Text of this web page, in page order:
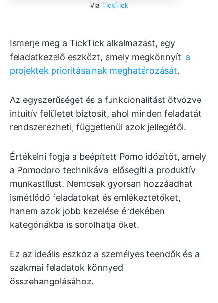
Via TickTick
Ismerje meg a TickTick alkalmazást, egy
feladatkezelő eszközt, amely megkönnyíti a
projektek prioritásainak meghatározását.
Az egyszerűséget és a funkcionalitást ötvözve
intuitív felületet biztosít, ahol minden feladatát
rendszerezheti, függetlenül azok jellegétől.
Értékelni fogja a beépített Pomo időzítőt, amely
a Pomodoro technikával elősegíti a produktív
munkastílust. Nemcsak gyorsan hozzáadhat
ismétlődő feladatokat és emlékeztetőket,
hanem azok jobb kezelése érdekében
kategóriákba is sorolhatja őket.
Ez az ideális eszköz a személyes teendők és a
szakmai feladatok könnyed
összehangolásához.